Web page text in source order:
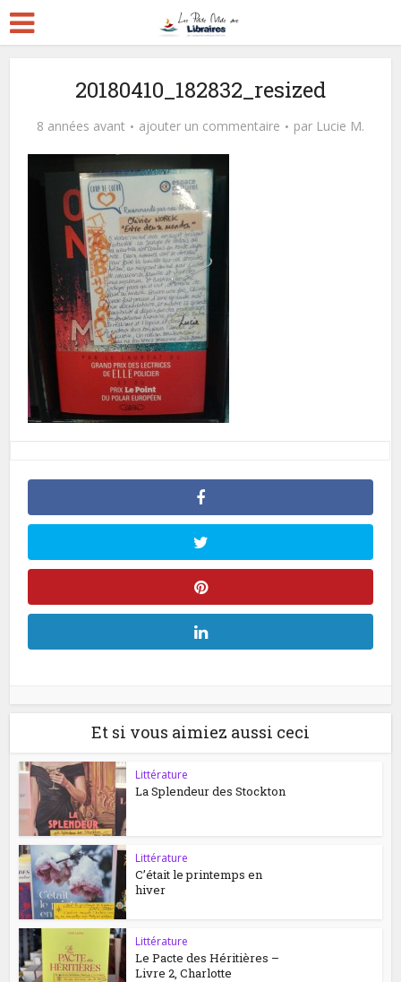
20180410_182832_resized
8 années avant ajouter un commentaire par Lucie M.
Et si vous aimiez aussi ceci
Littérature
La Splendeur des Stockton
Littérature
C’était le printemps en
hiver
Littérature
Le Pacte des Héritières –
Livre 2, Charlotte